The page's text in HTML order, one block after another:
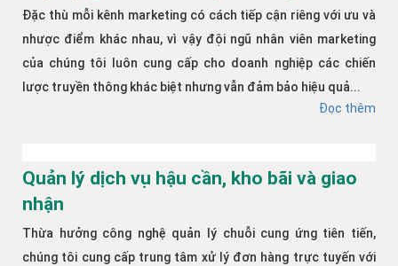
Đặc thù mỗi kênh marketing có cách tiếp cận riêng với ưu và
nhược điểm khác nhau, vì vậy đội ngũ nhân viên marketing
của chúng tôi luôn cung cấp cho doanh nghiệp các chiến
lược truyền thông khác biệt nhưng vẫn đảm bảo hiệu quả...
Đọc thêm
Quản lý dịch vụ hậu cần, kho bãi và giao
nhận
Thừa hưởng công nghệ quản lý chuỗi cung ứng tiên tiến,
chúng tôi cung cấp trung tâm xử lý đơn hàng trực tuyến với